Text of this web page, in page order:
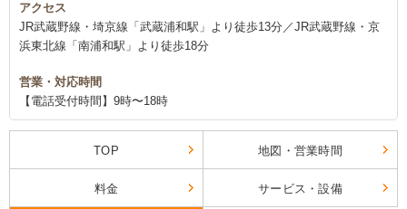
アクセス
JR武蔵野線・埼京線「武蔵浦和駅」より徒歩13分／JR武蔵野線・京
浜東北線「南浦和駅」より徒歩18分
営業・対応時間
【電話受付時間】9時〜18時
TOP 地図・営業時間
料金 サービス・設備